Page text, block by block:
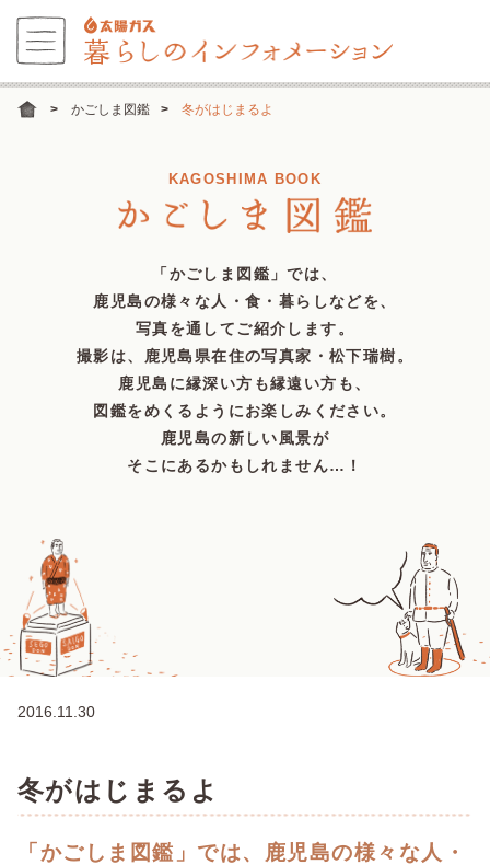
かごしま図鑑 冬がはじまるよ
KAGOSHIMA BOOK
「かごしま図鑑」では、
鹿児島の様々な人・食・暮らしなどを、
写真を通してご紹介します。
撮影は、鹿児島県在住の写真家・松下瑞樹。
鹿児島に縁深い方も縁遠い方も、
図鑑をめくるようにお楽しみください。
鹿児島の新しい風景が
そこにあるかもしれません…！
2016.11.30
冬がはじまるよ
「かごしま図鑑」では、鹿児島の様々な人・